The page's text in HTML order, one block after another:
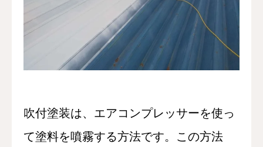
吹付塗装は、エアコンプレッサーを使っ
て塗料を噴霧する方法です。この方法